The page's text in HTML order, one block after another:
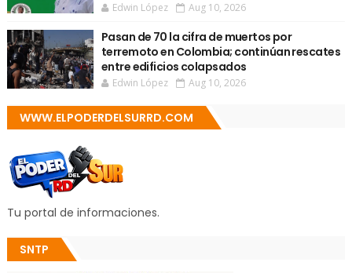
Edwin López Aug 10, 2026
Pasan de 70 la cifra de muertos por
terremoto en Colombia; continúan rescates
entre edificios colapsados
Edwin López Aug 10, 2026
WWW.ELPODERDELSURRD.COM
Tu portal de informaciones.
SNTP